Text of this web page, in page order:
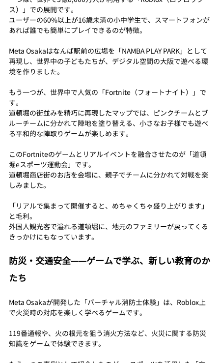
ス）」での展開です。
ユーザーの60%以上が16歳未満の小中学生で、スマートフォンが
あれば誰でも簡単にプレイできるのが特徴。
Meta Osakaはなんば駅前の広場を「NAMBA PLAY PARK」として
再現し、世界中の子どもたちが、デジタル空間の大阪で遊べる環
境を作りました。
もう一つが、世界中で人気の「Fortnite（フォートナイト）」で
す。
道頓堀の街並みを精巧に再現したマップでは、ピンクチームとブ
ルーチームに分かれて陣地を塗り替える、小さなお子様でも遊べ
る平和的な陣取りゲームが楽しめます。
このFortniteのゲームとリアルイベントを融合させたのが「道頓
堀eスポーツ運動会」です。
道頓堀商店街のお店を会場に、親子でチームに分かれて対戦を楽
しみました。
「リアルで集まって開催すると、めちゃくちゃ盛り上がります」
と毛利。
外国人観光客で溢れる道頓堀に、地元のファミリーが戻ってくる
きっかけにもなっています。
防災・交通安全——ゲームで学ぶ、新しい教育のか
たち
Meta Osakaが開発した「バーチャル消防士体験」は、Roblox上
で火災時の対応を楽しく学べるゲームです。
119番通報や、火の根元を狙う消火方法など、火災に関する防災
知識をゲームで体験できます。